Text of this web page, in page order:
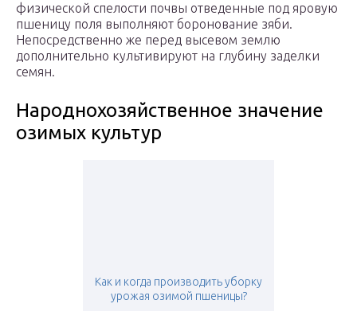
физической спелости почвы отведенные под яровую
пшеницу поля выполняют боронование зяби.
Непосредственно же перед высевом землю
дополнительно культивируют на глубину заделки
семян.
Народнохозяйственное значение
озимых культур
Как и когда производить уборку
урожая озимой пшеницы?